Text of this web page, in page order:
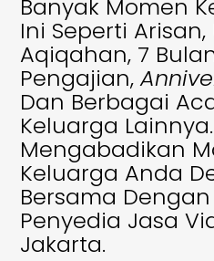
Banyak Momen
Ini Seperti
Aqiqahan, 7
Pengajian,
Dan Berbagai
Keluarga
Mengabadikan
Keluarga Anda
Bersama
Penyedia Jasa
Jakarta.